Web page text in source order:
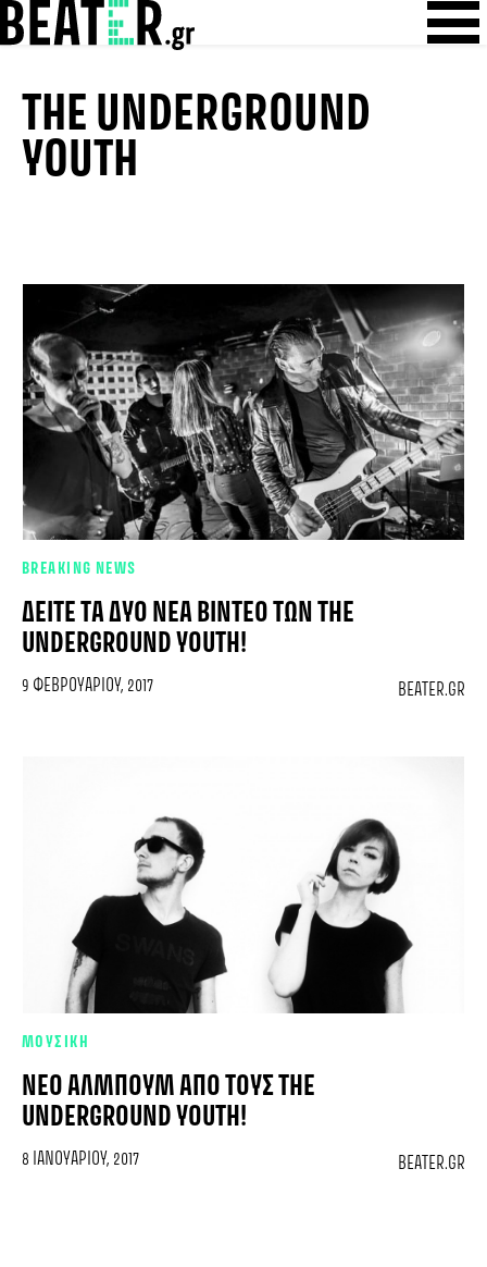
Skip to content
Skip
to
THE UNDERGROUND
YOUTH
BREAKING NEWS
ΔΕΊΤΕ ΤΑ ΔΥΟ ΝΈΑ ΒΊΝΤΕΟ ΤΩΝ THE
UNDERGROUND YOUTH!
9 ΦΕΒΡΟΥΑΡΊΟΥ, 2017 BEATER.GR
ΜΟΥΣΙΚΗ
ΝΈΟ ΆΛΜΠΟΥΜ ΑΠΌ ΤΟΥΣ THE
UNDERGROUND YOUTH!
8 ΙΑΝΟΥΑΡΊΟΥ, 2017 BEATER.GR